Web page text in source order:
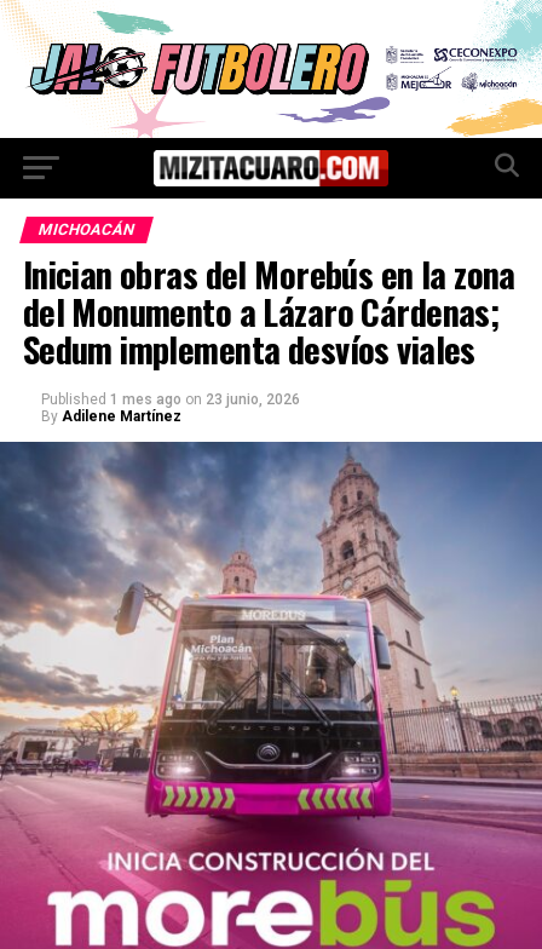
MICHOACÁN
Inician obras del Morebús en la zona
del Monumento a Lázaro Cárdenas;
Sedum implementa desvíos viales
Published 1 mes ago on 23 junio, 2026
By Adilene Martínez